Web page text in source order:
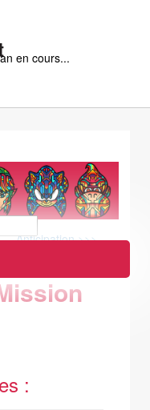
en cours...
Anticipation >>>
: